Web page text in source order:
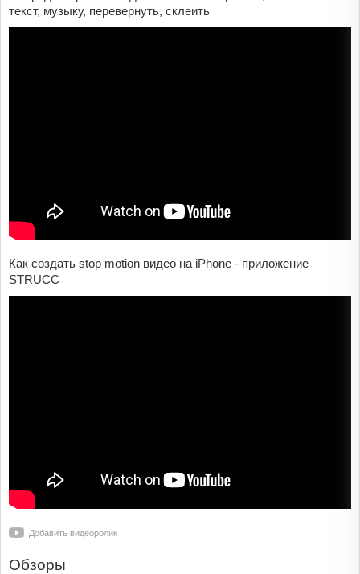
текст, музыку, перевернуть, склеить
Как создать stop motion видео на iPhone - приложение
STRUCC
Добавить видеоролик
Обзоры